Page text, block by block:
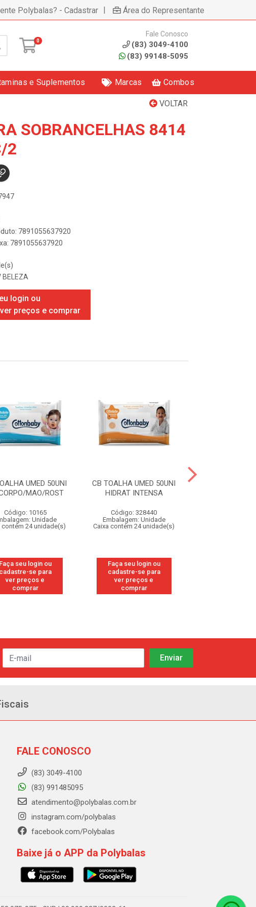
Polybalas? - Cadastrar | Área do Representante
0
Fale Conosco
(83) 3049-4100
(83) 99148-5095
e Suplementos Marcas Combos
VOLTAR
SOBRANCELHAS 8414
2
7891055637920
7891055637920
BELEZA
login ou
preços e comprar
UMED 50UNI
MAO/ROST
Código: 10165
Unidade
contém 24 unidade(s)
Faça seu login ou
cadastre-se para
ver preços e
comprar
CB TOALHA UMED 50UNI
HIDRAT INTENSA
Código: 328440
Embalagem: Unidade
Caixa contém 24 unidade(s)
Faça seu login ou
cadastre-se para
ver preços e
comprar
FALE CONOSCO
(83) 3049-4100
(83) 991485095
atendimento@polybalas.com.br
instagram.com/polybalas
facebook.com/Polybalas
Baixe já o APP da Polybalas